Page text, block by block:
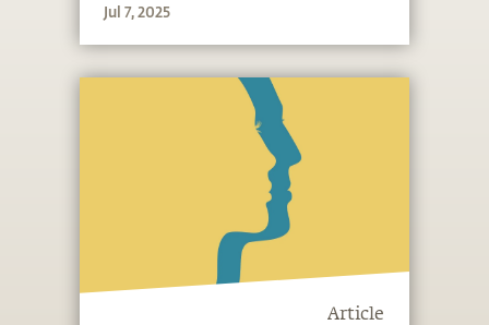
Jul 7, 2025
Article